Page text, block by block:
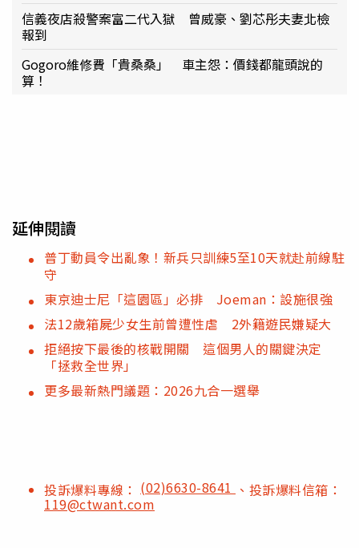
信義夜店殺警案富二代入獄 曾威豪、劉芯彤夫妻北檢
報到
Gogoro維修費「貴桑桑」 車主怨：價錢都龍頭說的
算！
延伸閱讀
普丁動員令出亂象！新兵只訓練5至10天就赴前線駐
守
東京迪士尼「這園區」必排 Joeman：設施很強
法12歲箱屍少女生前曾遭性虐 2外籍遊民嫌疑大
拒絕按下最後的核戰開關 這個男人的關鍵決定
「拯救全世界」
更多最新熱門議題：2026九合一選舉
投訴爆料專線： (02)6630-8641 、投訴爆料信箱：
119@ctwant.com